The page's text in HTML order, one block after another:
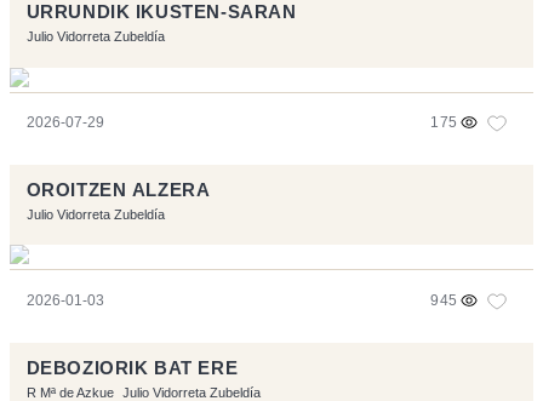
URRUNDIK IKUSTEN-SARAN
Julio Vidorreta Zubeldía
2026-07-29 175
OROITZEN ALZERA
Julio Vidorreta Zubeldía
2026-01-03 945
DEBOZIORIK BAT ERE
R Mª de Azkue Julio Vidorreta Zubeldía